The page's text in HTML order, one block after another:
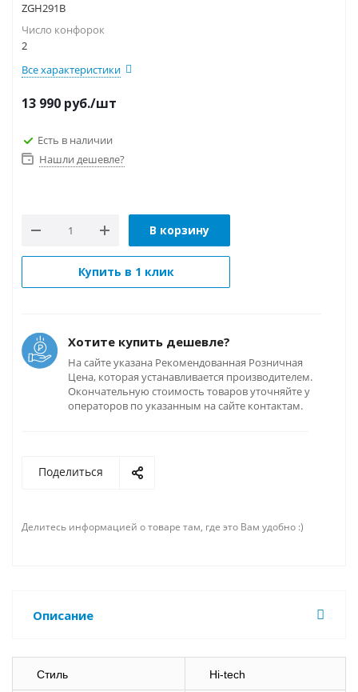
ZGH291B
Число конфорок
2
Все характеристики
13 990 руб./шт
Есть в наличии
Нашли дешевле?
В корзину
Купить в 1 клик
Хотите купить дешевле?
На сайте указана Рекомендованная Розничная
Цена, которая устанавливается производителем.
Окончательную стоимость товаров уточняйте у
операторов по указанным на сайте контактам.
Поделиться
Делитесь информацией о товаре там, где это Вам удобно :)
Описание
Стиль Hi-tech